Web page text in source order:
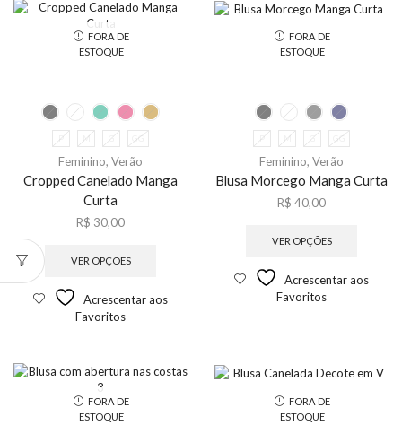
FORA DE
ESTOQUE
P M GG
Feminino, Verão
Cropped Canelado Manga
Curta
R$ 30,00
VER OPÇÕES
Acrescentar aos
Favoritos
FORA DE
ESTOQUE
P M GG
Feminino, Verão
Blusa Morcego Manga Curta
R$ 40,00
VER OPÇÕES
Acrescentar aos
Favoritos
FORA DE
ESTOQUE
FORA DE
ESTOQUE